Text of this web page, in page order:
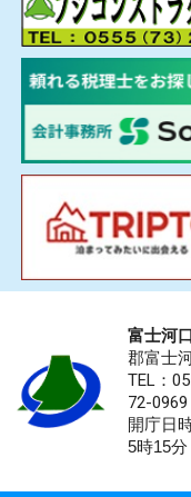
富士河
郡富士
TEL：
72-0969
開庁日
5時15分